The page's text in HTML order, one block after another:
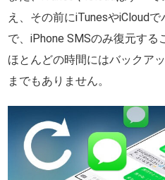
え、その前にiTunesやiCloud
で、iPhone SMSのみ復元する
ほとんどの時間にはバックア
までもありません。